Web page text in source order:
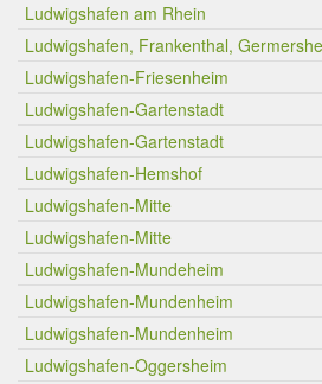
Ludwigshafen am Rhein
Ludwigshafen, Frankenthal,
Ludwigshafen-Friesenheim
Ludwigshafen-Gartenstadt
Ludwigshafen-Gartenstadt
Ludwigshafen-Hemshof
Ludwigshafen-Mitte
Ludwigshafen-Mitte
Ludwigshafen-Mundeheim
Ludwigshafen-Mundenheim
Ludwigshafen-Mundenheim
Ludwigshafen-Oggersheim